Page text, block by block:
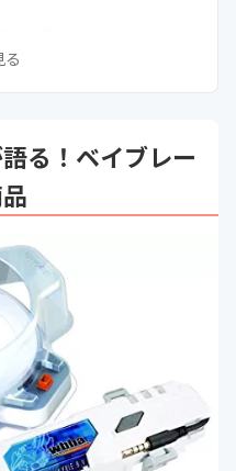
ムの作り方
記事はこちら
る
る！ベイブレー